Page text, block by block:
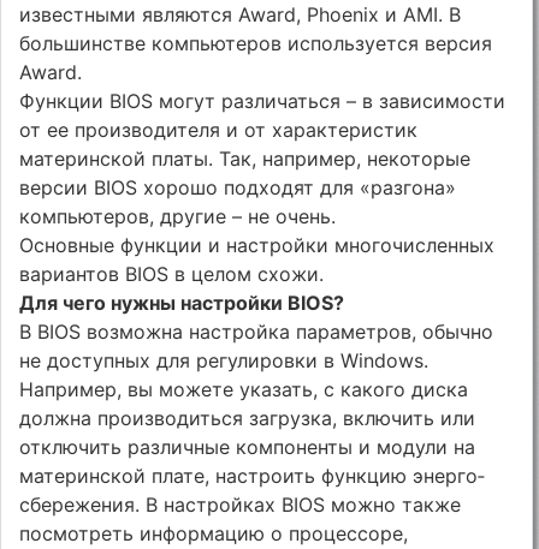
извест­ными являются Award, Phoenix и AMI. В
большинстве компьютеров используется версия
Award.
Функции BIOS могут различаться – в зависимости
от ее производителя и от характеристик
материнской платы. Так, например, некоторые
версии BIOS хорошо подходят для «разгона»
компьютеров, другие – не очень.
Основные функции и настройки многочисленных
вариантов BIOS в целом схожи.
Для чего нужны настройки BIOS?
В BIOS возможна настройка параметров, обычно
не доступных для регулировки в Win­dows.
Например, вы можете указать, с какого диска
должна производиться загрузка, включить или
отключить различные компоненты и модули на
материнской плате, настроить функцию энерго­
сбережения. В настройках BIOS можно также
посмотреть информацию о процессоре,